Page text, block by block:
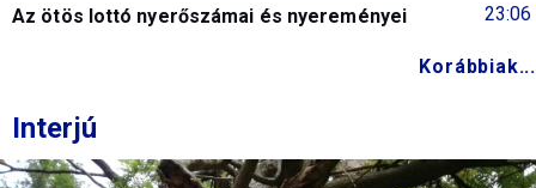
23:06
Az ötös lottó nyerőszámai és nyereményei
Korábbiak...
Interjú